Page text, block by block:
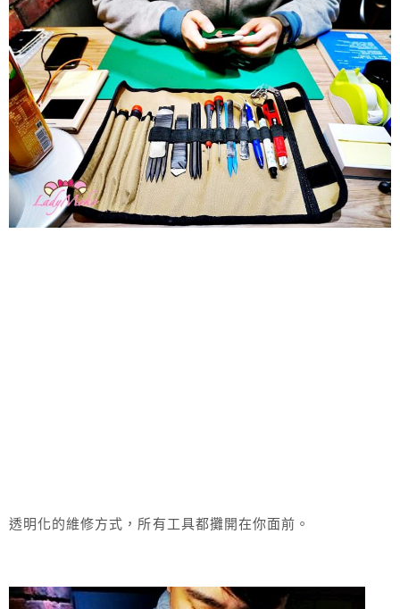
透明化的維修方式，所有工具都攤開在你面前。